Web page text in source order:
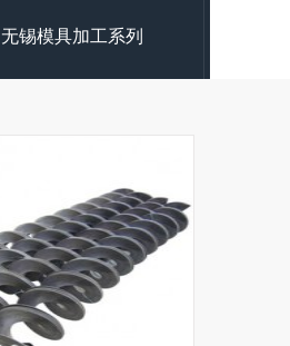
无锡模具加工系列